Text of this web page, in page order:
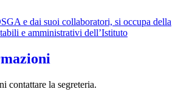
e dai suoi collaboratori, si occupa della
e amministrativi dell’Istituto
contattare la segreteria.